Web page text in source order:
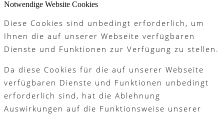
Notwendige Website Cookies
Diese Cookies sind unbedingt erforderlich, um
Ihnen die auf unserer Webseite verfügbaren
Dienste und Funktionen zur Verfügung zu stellen.
Da diese Cookies für die auf unserer Webseite
verfügbaren Dienste und Funktionen unbedingt
erforderlich sind, hat die Ablehnung
Auswirkungen auf die Funktionsweise unserer